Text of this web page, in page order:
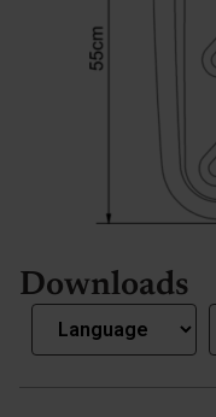
Downloads